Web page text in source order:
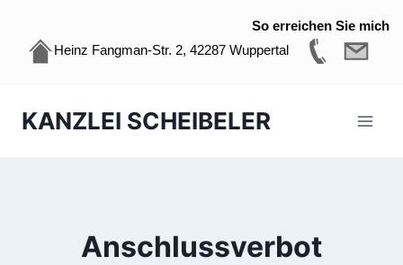
So erreichen Sie mich
Heinz Fangman-Str. 2, 42287 Wuppertal
InhaltKANZLEI SCHEIBELER
Anschlussverbot